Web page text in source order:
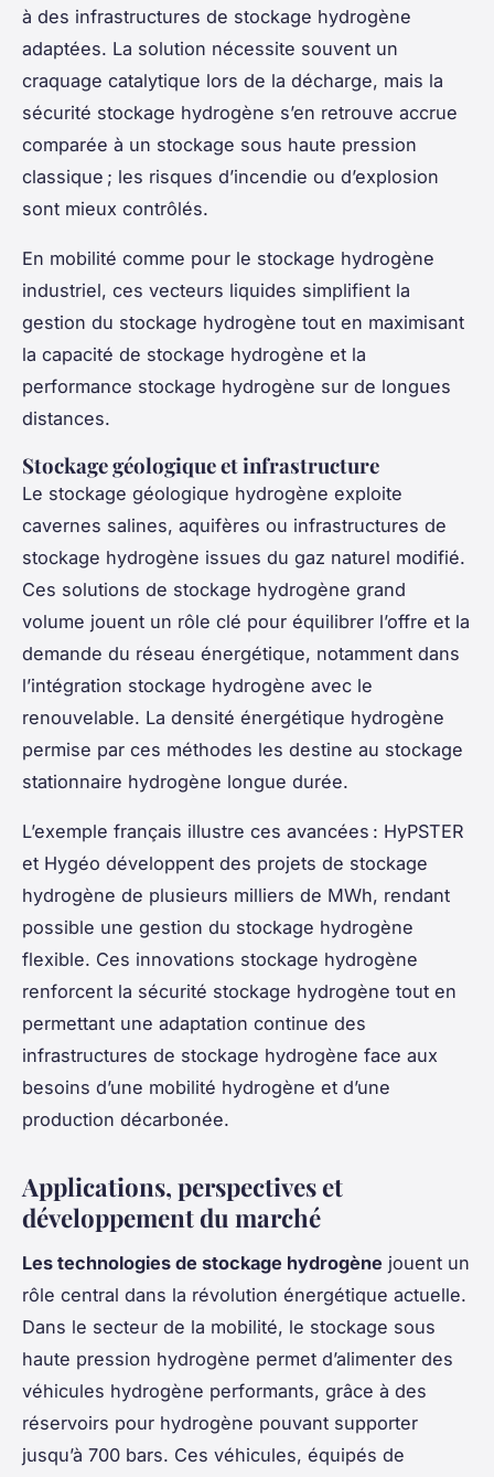
à des infrastructures de stockage hydrogène
adaptées. La solution nécessite souvent un
craquage catalytique lors de la décharge, mais la
sécurité stockage hydrogène s’en retrouve accrue
comparée à un stockage sous haute pression
classique ; les risques d’incendie ou d’explosion
sont mieux contrôlés.
En mobilité comme pour le stockage hydrogène
industriel, ces vecteurs liquides simplifient la
gestion du stockage hydrogène tout en maximisant
la capacité de stockage hydrogène et la
performance stockage hydrogène sur de longues
distances.
Stockage géologique et infrastructure
Le stockage géologique hydrogène exploite
cavernes salines, aquifères ou infrastructures de
stockage hydrogène issues du gaz naturel modifié.
Ces solutions de stockage hydrogène grand
volume jouent un rôle clé pour équilibrer l’offre et la
demande du réseau énergétique, notamment dans
l’intégration stockage hydrogène avec le
renouvelable. La densité énergétique hydrogène
permise par ces méthodes les destine au stockage
stationnaire hydrogène longue durée.
L’exemple français illustre ces avancées : HyPSTER
et Hygéo développent des projets de stockage
hydrogène de plusieurs milliers de MWh, rendant
possible une gestion du stockage hydrogène
flexible. Ces innovations stockage hydrogène
renforcent la sécurité stockage hydrogène tout en
permettant une adaptation continue des
infrastructures de stockage hydrogène face aux
besoins d’une mobilité hydrogène et d’une
production décarbonée.
Applications, perspectives et
développement du marché
Les technologies de stockage hydrogène jouent un
rôle central dans la révolution énergétique actuelle.
Dans le secteur de la mobilité, le stockage sous
haute pression hydrogène permet d’alimenter des
véhicules hydrogène performants, grâce à des
réservoirs pour hydrogène pouvant supporter
jusqu’à 700 bars. Ces véhicules, équipés de